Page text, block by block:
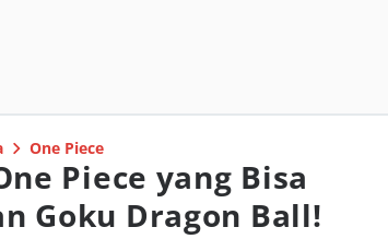
One Piece
Piece yang Bisa
Goku Dragon Ball!